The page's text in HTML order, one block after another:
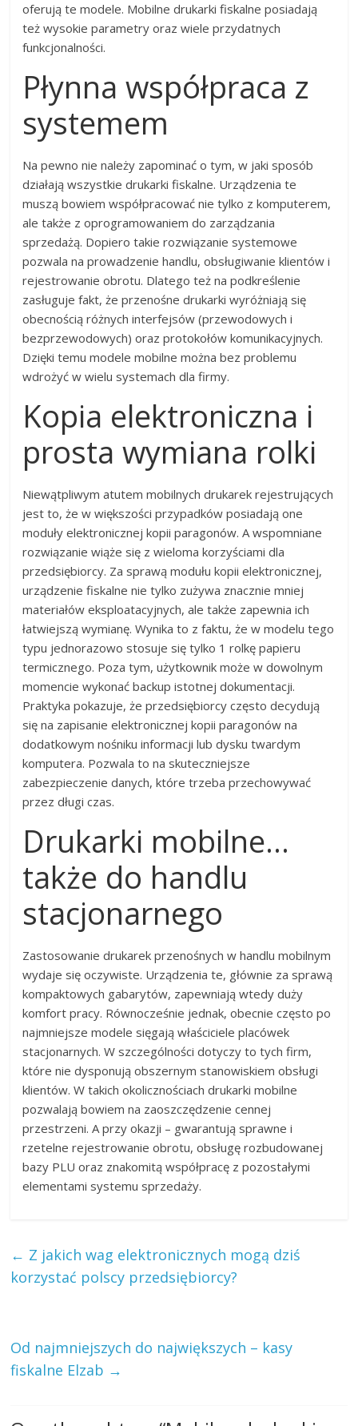
oferują te modele. Mobilne drukarki fiskalne posiadają
też wysokie parametry oraz wiele przydatnych
funkcjonalności.
Płynna współpraca z
systemem
Na pewno nie należy zapominać o tym, w jaki sposób
działają wszystkie drukarki fiskalne. Urządzenia te
muszą bowiem współpracować nie tylko z komputerem,
ale także z oprogramowaniem do zarządzania
sprzedażą. Dopiero takie rozwiązanie systemowe
pozwala na prowadzenie handlu, obsługiwanie klientów i
rejestrowanie obrotu. Dlatego też na podkreślenie
zasługuje fakt, że przenośne drukarki wyróżniają się
obecnością różnych interfejsów (przewodowych i
bezprzewodowych) oraz protokołów komunikacyjnych.
Dzięki temu modele mobilne można bez problemu
wdrożyć w wielu systemach dla firmy.
Kopia elektroniczna i
prosta wymiana rolki
Niewątpliwym atutem mobilnych drukarek rejestrujących
jest to, że w większości przypadków posiadają one
moduły elektronicznej kopii paragonów. A wspomniane
rozwiązanie wiąże się z wieloma korzyściami dla
przedsiębiorcy. Za sprawą modułu kopii elektronicznej,
urządzenie fiskalne nie tylko zużywa znacznie mniej
materiałów eksploatacyjnych, ale także zapewnia ich
łatwiejszą wymianę. Wynika to z faktu, że w modelu tego
typu jednorazowo stosuje się tylko 1 rolkę papieru
termicznego. Poza tym, użytkownik może w dowolnym
momencie wykonać backup istotnej dokumentacji.
Praktyka pokazuje, że przedsiębiorcy często decydują
się na zapisanie elektronicznej kopii paragonów na
dodatkowym nośniku informacji lub dysku twardym
komputera. Pozwala to na skuteczniejsze
zabezpieczenie danych, które trzeba przechowywać
przez długi czas.
Drukarki mobilne…
także do handlu
stacjonarnego
Zastosowanie drukarek przenośnych w handlu mobilnym
wydaje się oczywiste. Urządzenia te, głównie za sprawą
kompaktowych gabarytów, zapewniają wtedy duży
komfort pracy. Równocześnie jednak, obecnie często po
najmniejsze modele sięgają właściciele placówek
stacjonarnych. W szczególności dotyczy to tych firm,
które nie dysponują obszernym stanowiskiem obsługi
klientów. W takich okolicznościach drukarki mobilne
pozwalają bowiem na zaoszczędzenie cennej
przestrzeni. A przy okazji – gwarantują sprawne i
rzetelne rejestrowanie obrotu, obsługę rozbudowanej
bazy PLU oraz znakomitą współpracę z pozostałymi
elementami systemu sprzedaży.
← Z jakich wag elektronicznych mogą dziś
korzystać polscy przedsiębiorcy?
Od najmniejszych do największych – kasy
fiskalne Elzab →